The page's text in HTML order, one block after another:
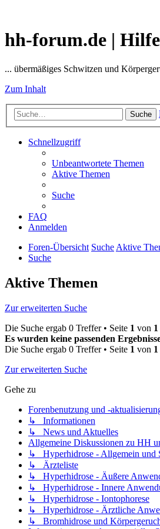
hh-forum.de |
... übermäßiges Schwitzen und
Zum Inhalt
Suche
Schnellzugriff
Unbeantwortete Themen
Aktive Themen
Suche
FAQ
Anmelden
Foren-Übersicht SucheAktive
Suche
Aktive Themen
Zur erweiterten Suche
Die Suche ergab 0 Treffer • Seite 1 von 1
Es wurden keine passenden
Die Suche ergab 0 Treffer • Seite 1 von 1
Zur erweiterten Suche
Gehe zu
Forenbenutzung und -
↳ Informationen
↳ News und Aktuelles
Allgemeine Diskussionen zu HH
↳ Hyperhidrose - Allgemein und
↳ Ärzteliste
↳ Hyperhidrose - Äußere
↳ Hyperhidrose - Innere
↳ Hyperhidrose - Iontophorese
↳ Hyperhidrose - Ärztliche
↳ Bromhidrose und